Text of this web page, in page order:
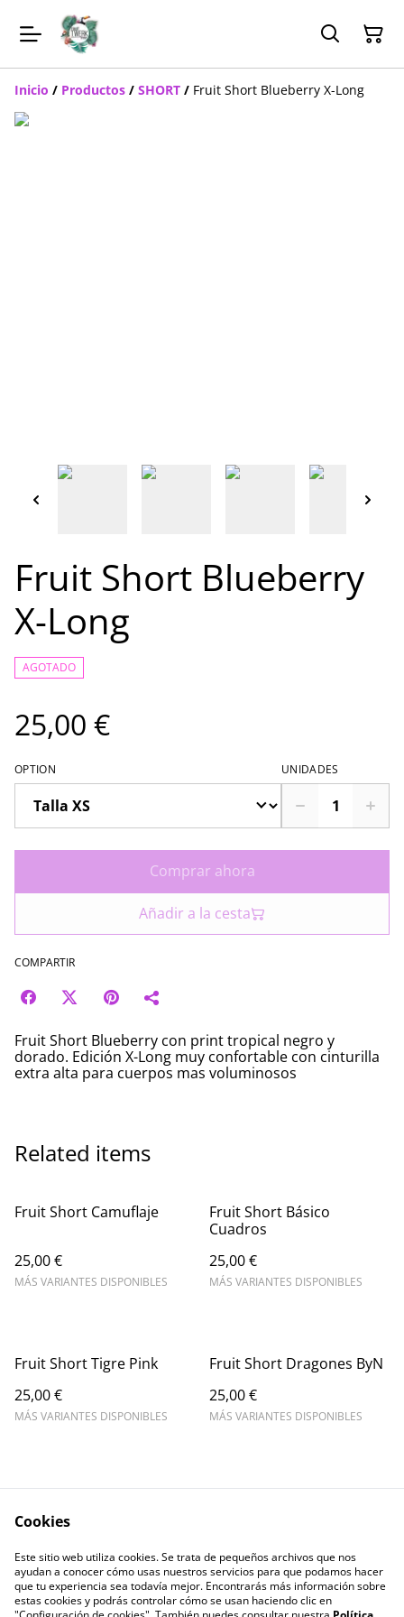
Inicio / Productos / SHORT / Fruit Short Blueberry X-Long
Fruit Short Blueberry
X-Long
AGOTADO
25,00 €
OPTION UNIDADES
Comprar ahora
Añadir a la cesta
COMPARTIR
Fruit Short Blueberry con print tropical negro y
dorado. Edición X-Long muy confortable con cinturilla
extra alta para cuerpos mas voluminosos
Related items
Fruit Short Camuflaje
25,00 €
MÁS VARIANTES DISPONIBLES
Fruit Short Básico
Cuadros
25,00 €
MÁS VARIANTES DISPONIBLES
Fruit Short Tigre Pink
25,00 €
MÁS VARIANTES DISPONIBLES
Fruit Short Dragones ByN
25,00 €
MÁS VARIANTES DISPONIBLES
Contact Us
Legal Terms
Privacy Policy
Cookie Policy
Cookies
Este sitio web utiliza cookies. Se trata de pequeños archivos que nos
ayudan a conocer cómo usas nuestros servicios para que podamos hacer
que tu experiencia sea todavía mejor. Encontrarás más información sobre
estas cookies y podrás controlar cómo se usan haciendo clic en